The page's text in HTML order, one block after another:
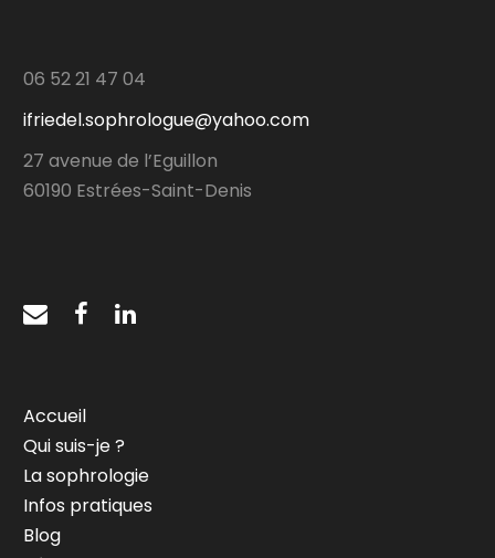
06 52 21 47 04
ifriedel.sophrologue@yahoo.com
27 avenue de l’Eguillon
60190 Estrées-Saint-Denis
Accueil
Qui suis-je ?
La sophrologie
Infos pratiques
Blog